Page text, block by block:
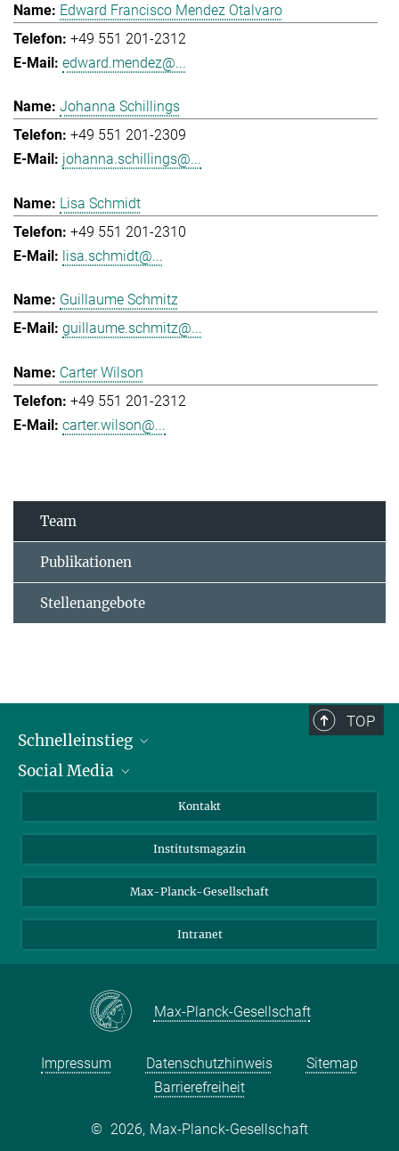
Edward Francisco Mendez Otalvaro
+49 551 201-2312
edward.mendez@...
Johanna Schillings
+49 551 201-2309
johanna.schillings@...
Lisa Schmidt
+49 551 201-2310
lisa.schmidt@...
Guillaume Schmitz
guillaume.schmitz@...
Carter Wilson
+49 551 201-2312
carter.wilson@...
Team
Publikationen
Stellenangebote
TOP
Schnelleinstieg
Alumni
Schulen
Studierende
Social Media
Facebook
YouTube
Kontakt
Institutsmagazin
Max-Planck-Gesellschaft
Intranet
Max-Planck-Gesellschaft
Impressum Datenschutzhinweis
Sitemap
Barrierefreiheit
© 2026, Max-Planck-Gesellschaft